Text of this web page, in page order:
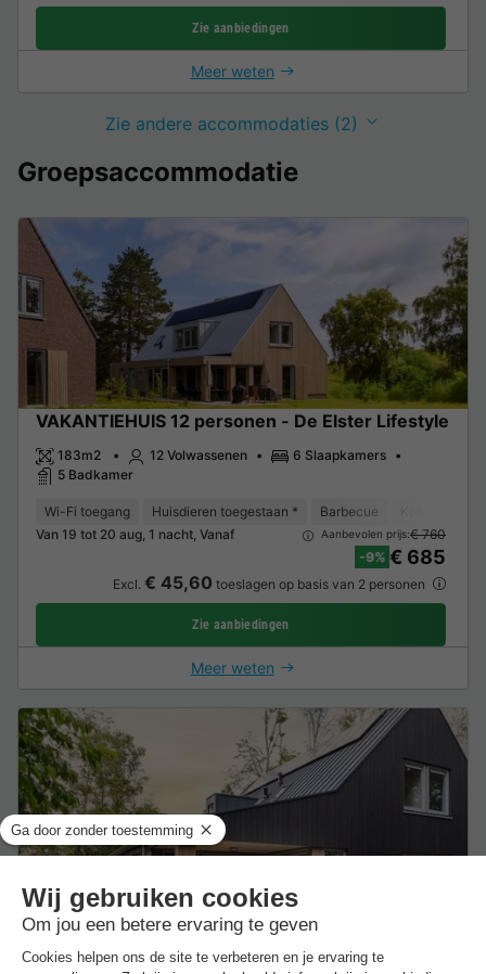
Zie aanbiedingen
Meer weten
Zie andere accommodaties (2)
Groepsaccommodatie
VAKANTIEHUIS 12 personen - De Elster Lifestyle
183m2 12 Volwassenen
6 Slaapkamers
5 Badkamer
Wi-Fi toegang Huisdieren toegestaan * Barbecue
Van 19 tot 20 aug, 1 nacht, Vanaf
Aanbevolen prijs:€ 760
-9% € 685
Excl. € 45,60 toeslagen op basis van 2 personen
Zie aanbiedingen
Meer weten
VAKANTIEHUIS 14 personen - De Saale Lifestyle
6 Badkamer